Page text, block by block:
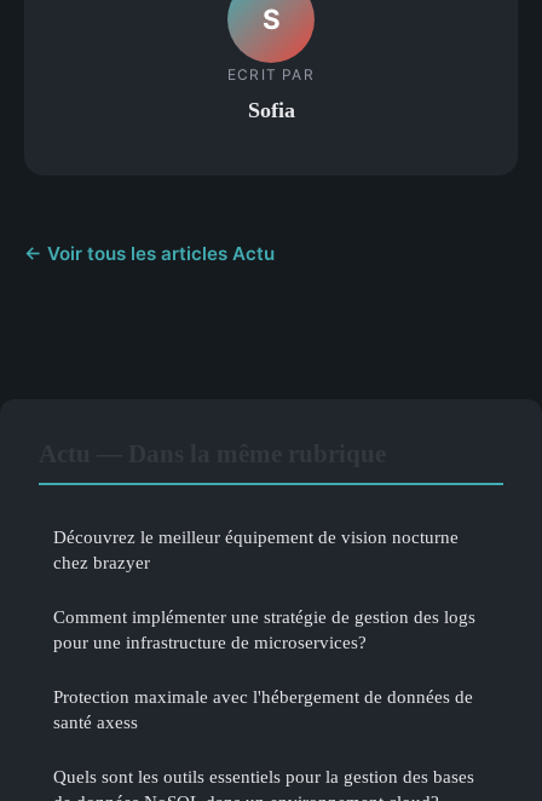
S
ECRIT PAR
Sofia
← Voir tous les articles Actu
Découvrez le meilleur équipement de vision nocturne
chez brazyer
Comment implémenter une stratégie de gestion des logs
pour une infrastructure de microservices?
Protection maximale avec l'hébergement de données de
santé axess
Quels sont les outils essentiels pour la gestion des bases